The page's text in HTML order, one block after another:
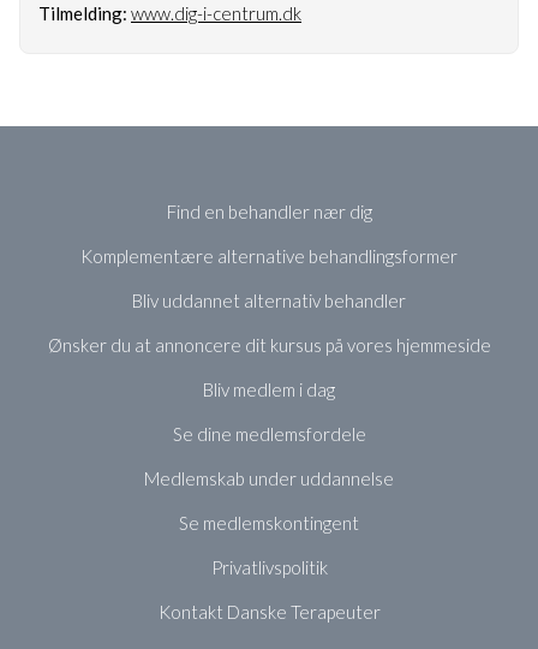
Tilmelding: www.dig-i-centrum.dk
Find en behandler nær dig
Komplementære alternative behandlingsformer
Bliv uddannet alternativ behandler
Ønsker du at annoncere dit kursus på vores hjemmeside
Bliv medlem i dag
Se dine medlemsfordele
Medlemskab under uddannelse
Se medlemskontingent
Privatlivspolitik
Kontakt Danske Terapeuter